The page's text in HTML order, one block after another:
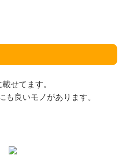
せてます。
良いモノがあります。